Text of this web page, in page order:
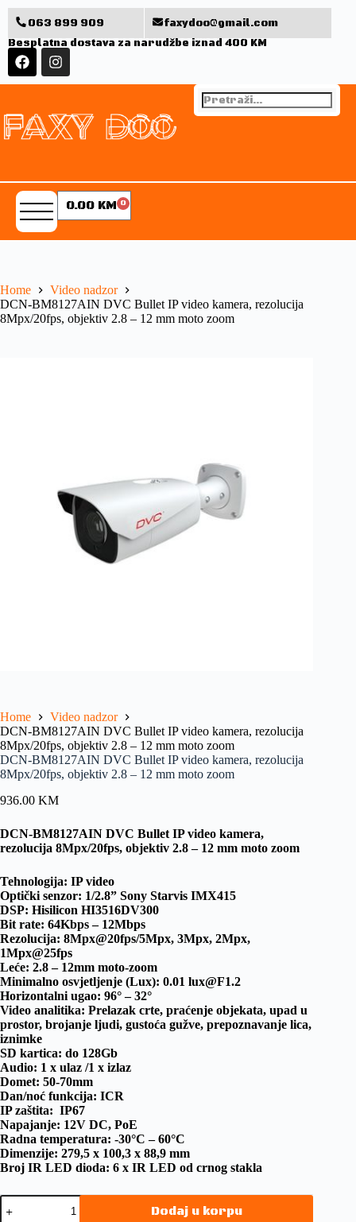
063 899 909
faxydoo@gmail.com
Besplatna dostava za narudžbe iznad 400 KM
0.00 KM 0
Home
Video nadzor
DCN-BM8127AIN DVC Bullet IP video kamera, rezolucija
8Mpx/20fps, objektiv 2.8 – 12 mm moto zoom
Home
Video nadzor
DCN-BM8127AIN DVC Bullet IP video kamera, rezolucija
8Mpx/20fps, objektiv 2.8 – 12 mm moto zoom
DCN-BM8127AIN DVC Bullet IP video kamera, rezolucija
8Mpx/20fps, objektiv 2.8 – 12 mm moto zoom
936.00 KM
DCN-BM8127AIN DVC Bullet IP video kamera,
rezolucija 8Mpx/20fps, objektiv 2.8 – 12 mm moto zoom
Tehnologija: IP video
Optički senzor: 1/2.8” Sony Starvis IMX415
DSP: Hisilicon HI3516DV300
Bit rate: 64Kbps – 12Mbps
Rezolucija: 8Mpx@20fps/5Mpx, 3Mpx, 2Mpx,
1Mpx@25fps
Leće: 2.8 – 12mm moto-zoom
Minimalno osvjetljenje (Lux): 0.01 lux@F1.2
Horizontalni ugao: 96° – 32°
Video analitika: Prelazak crte, praćenje objekata, upad u
prostor, brojanje ljudi, gustoća gužve, prepoznavanje lica,
iznimke
SD kartica: do 128Gb
Audio: 1 x ulaz /1 x izlaz
Domet: 50-70mm
Dan/noć funkcija: ICR
IP zaštita: IP67
Napajanje: 12V DC, PoE
Radna temperatura: -30°C – 60°C
Dimenzije: 279,5 x 100,3 x 88,9 mm
Broj IR LED dioda: 6 x IR LED od crnog stakla
Dodaj u korpu